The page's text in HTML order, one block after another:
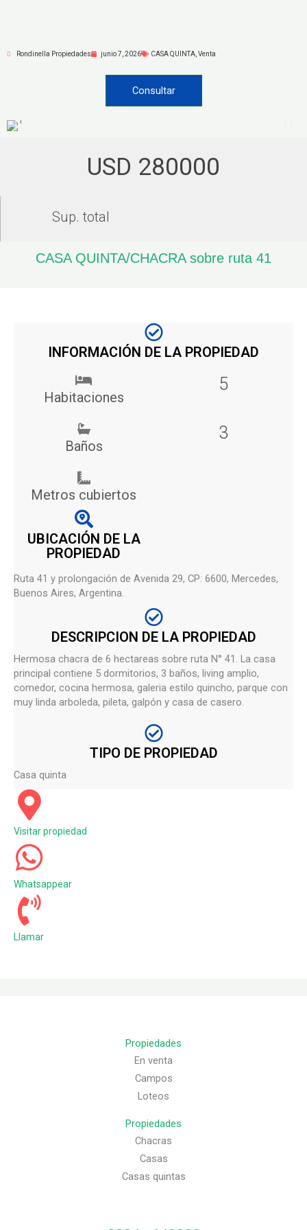
Rondinella Propiedades junio 7, 2026 CASA QUINTA,Venta
Consultar
USD 280000
Sup. total
CASA QUINTA/CHACRA sobre ruta 41
INFORMACIÓN DE LA PROPIEDAD
Habitaciones
5
Baños
3
Metros cubiertos
UBICACIÓN DE LA
PROPIEDAD
Ruta 41 y prolongación de Avenida 29, CP: 6600, Mercedes,
Buenos Aires, Argentina.
DESCRIPCION DE LA PROPIEDAD
Hermosa chacra de 6 hectareas sobre ruta N° 41. La casa
principal contiene 5 dormitorios, 3 baños, living amplio,
comedor, cocina hermosa, galeria estilo quincho, parque con
muy linda arboleda, pileta, galpón y casa de casero.
TIPO DE PROPIEDAD
Casa quinta
Visitar propiedad
Whatsappear
Llamar
Propiedades
En venta
Campos
Loteos
Propiedades
Chacras
Casas
Casas quintas